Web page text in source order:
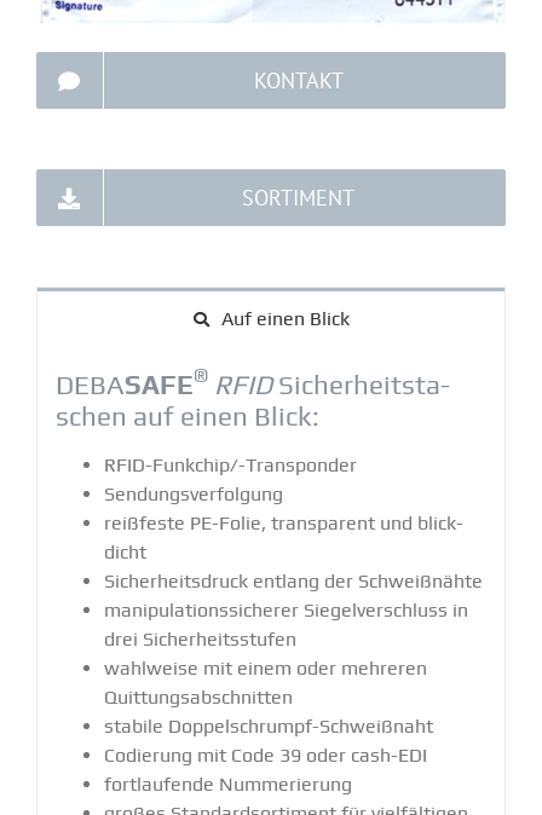
KONTAKT
SORTIMENT
Auf einen Blick
DEBASAFE® RFIDSicher­heits­ta­
schen auf einen Blick:
RFID-Funkchip/-Trans­ponder
Sendungs­ver­folgung
reißfeste PE-Folie, trans­parent und blick­
dicht
Sicher­heits­druck entlang der Schweiß­nähte
manipu­la­ti­ons­si­cherer Siegel­ver­schluss in
drei Sicher­heits­stufen
wahlweise mit einem oder mehreren
Quittungs­ab­schnitten
stabile Doppel­schrumpf-Schweißnaht
Codierung mit Code 39 oder cash-EDI
fortlau­fende Numme­rierung